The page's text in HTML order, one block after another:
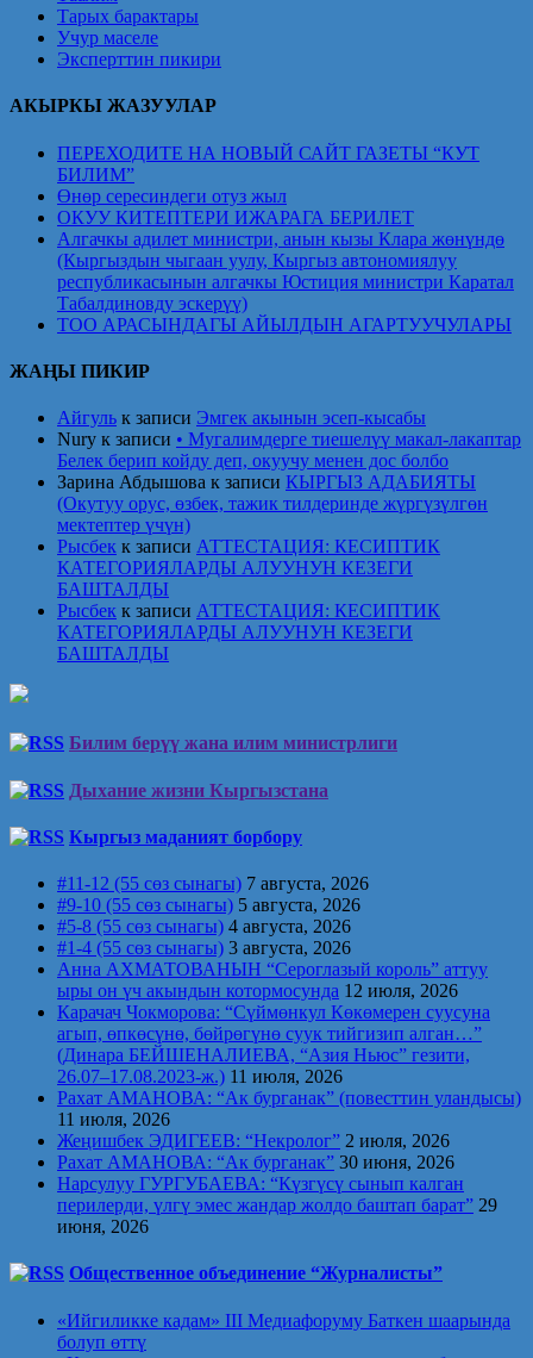
Тарых барактары
Учур маселе
Эксперттин пикири
АКЫРКЫ ЖАЗУУЛАР
ПЕРЕХОДИТЕ НА НОВЫЙ САЙТ ГАЗЕТЫ “КУТ
БИЛИМ”
Өнөр сересиндеги отуз жыл
ОКУУ КИТЕПТЕРИ ИЖАРАГА БЕРИЛЕТ
Алгачкы адилет министри, анын кызы Клара жөнүндө
(Кыргыздын чыгаан уулу, Кыргыз автономиялуу
республикасынын алгачкы Юстиция министри Каратал
Табалдиновду эскерүү)
ТОО АРАСЫНДАГЫ АЙЫЛДЫН АГАРТУУЧУЛАРЫ
ЖАҢЫ ПИКИР
Айгуль к записи Эмгек акынын эсеп-кысабы
Nury к записи • Мугалимдерге тиешелүү макал-лакаптар
Белек берип койду деп, окуучу менен дос болбо
Зарина Абдышова к записи КЫРГЫЗ АДАБИЯТЫ
(Окутуу орус, өзбек, тажик тилдеринде жүргүзүлгөн
мектептер үчүн)
Рысбек к записи АТТЕСТАЦИЯ: КЕСИПТИК
КАТЕГОРИЯЛАРДЫ АЛУУНУН КЕЗЕГИ
БАШТАЛДЫ
Рысбек к записи АТТЕСТАЦИЯ: КЕСИПТИК
КАТЕГОРИЯЛАРДЫ АЛУУНУН КЕЗЕГИ
БАШТАЛДЫ
Билим берүү жана илим министрлиги
Дыхание жизни Кыргызстана
Кыргыз маданият борбору
#11-12 (55 сөз сынагы) 7 августа, 2026
#9-10 (55 сөз сынагы) 5 августа, 2026
#5-8 (55 сөз сынагы) 4 августа, 2026
#1-4 (55 сөз сынагы) 3 августа, 2026
Анна АХМАТОВАНЫН “Сероглазый король” аттуу
ыры он үч акындын котормосунда 12 июля, 2026
Карачач Чокморова: “Сүймөнкул Көкөмерен суусуна
агып, өпкөсүнө, бөйрөгүнө суук тийгизип алган…”
(Динара БЕЙШЕНАЛИЕВА, “Азия Ньюс” гезити,
26.07–17.08.2023-ж.) 11 июля, 2026
Рахат АМАНОВА: “Ак бурганак” (повесттин уландысы)
11 июля, 2026
Жеңишбек ЭДИГЕЕВ: “Некролог” 2 июля, 2026
Рахат АМАНОВА: “Ак бурганак” 30 июня, 2026
Нарсулуу ГУРГУБАЕВА: “Күзгүсү сынып калган
перилерди, үлгү эмес жандар жолдо баштап барат” 29
июня, 2026
Общественное объединение “Журналисты”
«Ийгиликке кадам» III Медиафоруму Баткен шаарында
болуп өттү